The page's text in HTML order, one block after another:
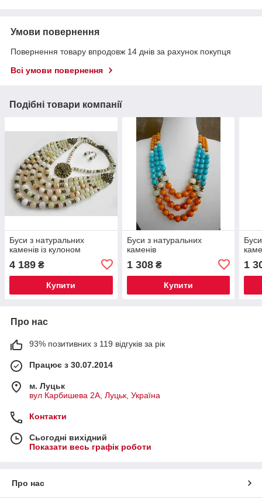
Умови повернення
Повернення товару впродовж 14 днів за рахунок покупця
Всі умови повернення
Подібні товари компанії
Буси з натуральних
каменів із кулоном
4 189 ₴
Купити
Буси з натуральних
каменів
1 308₴
Купити
1
Про нас
93% позитивних з 119 відгуків за рік
Працює з 30.07.2014
м. Луцьк
вул Карбишева 2А, Луцьк, Україна
Контакти
Сьогодні вихідний
Показати весь графік роботи
Про нас